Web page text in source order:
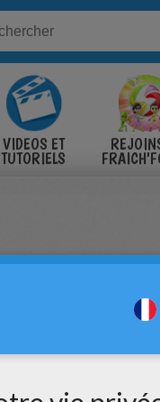
VIDÉOS ET
TUTORIELS